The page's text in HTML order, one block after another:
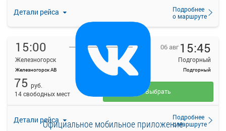
Детали рейса
Подробнее
о маршруте
15:00
Железногорск
Железногорск АВ
06 авг 15:45
Подгорный
Подгорный
Детали рейса
Подробнее
о маршруте
75 руб.
14 свободных мест
Выбрать
Официальное мобильное приложение